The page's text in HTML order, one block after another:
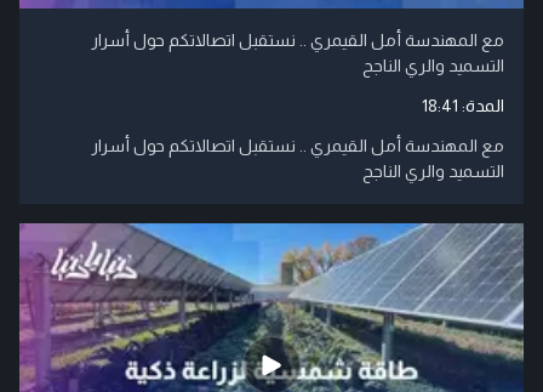
مع المهندسة أمل القيمري .. نستقبل اتصالاتكم حول أسرار
التسميد والري الناجح
المدة: 18:41
مع المهندسة أمل القيمري .. نستقبل اتصالاتكم حول أسرار
التسميد والري الناجح